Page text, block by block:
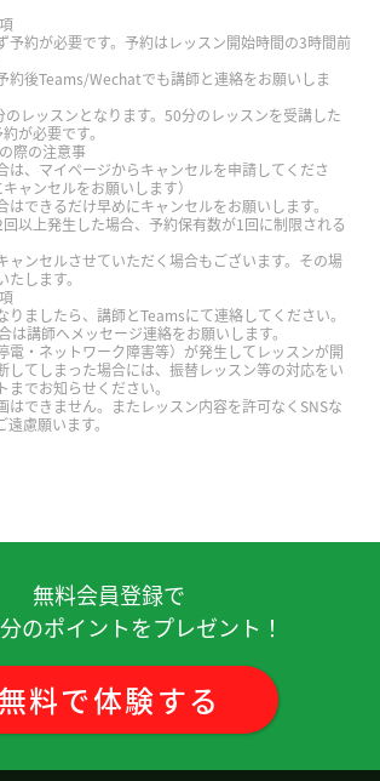
下次再聊别的话题吧 谢谢老师
懂的课！ 下次见👍☺️👍( 40代 男性 )
课很开心了～
愉快。我想吃传统的老式麻辣烫！
喜欢东北菜，狗宝肉和地三鲜很好
，池袋有当地的好吃的东北菜店。
性 )
带微笑、细致入微地教导我！
想到老师知道京都人的「皮肉」。 但
的「皮肉」的京都人很少。 我觉得京
能用那样的「皮肉」。 但是因为在电
以很有名了。 这节课也很有意思，谢
男性 )
予約が必要です。予約はレッスン開始時間の3時間前
約後Teams/Wechatでも講師と連絡をお願いしま
レッスンとなります。50分のレッスンを受講した
が必要です。
際の注意事
は、マイページからキャンセルを申請してくださ
ャンセルをお願いします）
はできるだけ早めにキャンセルをお願いします。
以上発生した場合、予約保有数が1回に制限される
ャンセルさせていただく場合もございます。その場
します。
りましたら、講師とTeamsにて連絡してください。
は講師へメッセージ連絡をお願いします。
電・ネットワーク障害等）が発生してレッスンが開
してしまった場合には、振替レッスン等の対応をい
でお知らせください。
はできません。またレッスン内容を許可なくSNSな
慮願います。
無料会員登録で
のポイントをプレゼント！
無料で体験する